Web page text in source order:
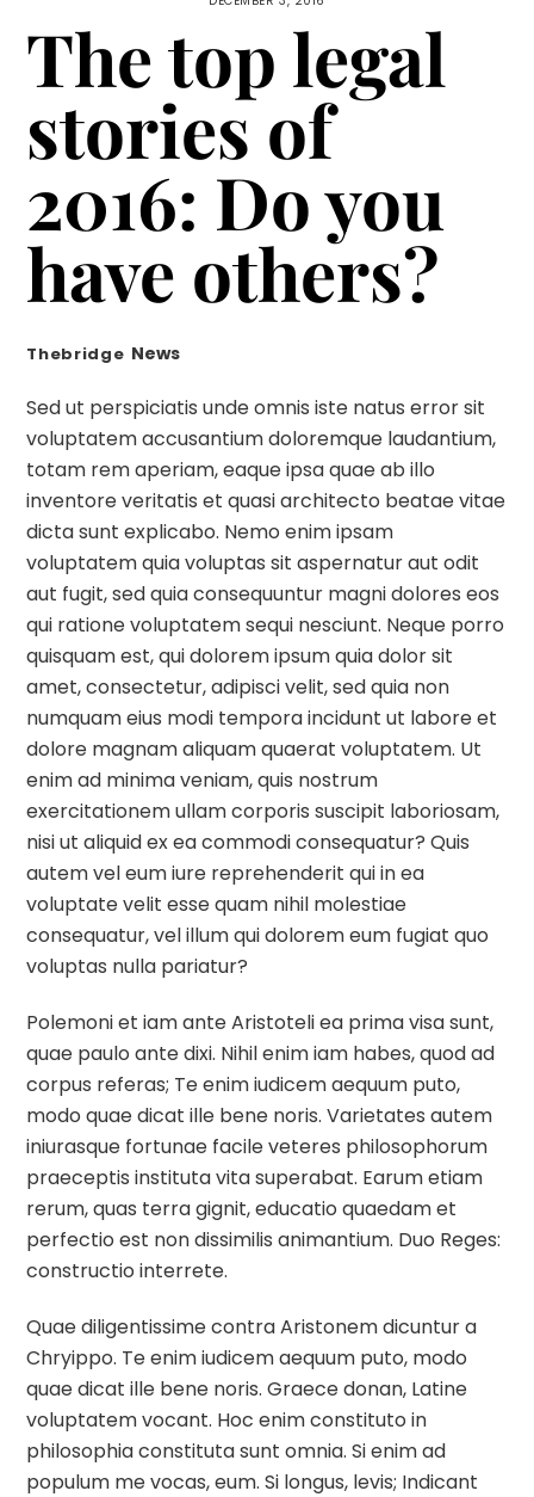
The top legal
stories of
2016: Do you
have others?
Thebridge News
Sed ut perspiciatis unde omnis iste natus error sit
voluptatem accusantium doloremque laudantium,
totam rem aperiam, eaque ipsa quae ab illo
inventore veritatis et quasi architecto beatae vitae
dicta sunt explicabo. Nemo enim ipsam
voluptatem quia voluptas sit aspernatur aut odit
aut fugit, sed quia consequuntur magni dolores eos
qui ratione voluptatem sequi nesciunt. Neque porro
quisquam est, qui dolorem ipsum quia dolor sit
amet, consectetur, adipisci velit, sed quia non
numquam eius modi tempora incidunt ut labore et
dolore magnam aliquam quaerat voluptatem. Ut
enim ad minima veniam, quis nostrum
exercitationem ullam corporis suscipit laboriosam,
nisi ut aliquid ex ea commodi consequatur? Quis
autem vel eum iure reprehenderit qui in ea
voluptate velit esse quam nihil molestiae
consequatur, vel illum qui dolorem eum fugiat quo
voluptas nulla pariatur?
Polemoni et iam ante Aristoteli ea prima visa sunt,
quae paulo ante dixi. Nihil enim iam habes, quod ad
corpus referas; Te enim iudicem aequum puto,
modo quae dicat ille bene noris. Varietates autem
iniurasque fortunae facile veteres philosophorum
praeceptis instituta vita superabat. Earum etiam
rerum, quas terra gignit, educatio quaedam et
perfectio est non dissimilis animantium. Duo Reges:
constructio interrete.
Quae diligentissime contra Aristonem dicuntur a
Chryippo. Te enim iudicem aequum puto, modo
quae dicat ille bene noris. Graece donan, Latine
voluptatem vocant. Hoc enim constituto in
philosophia constituta sunt omnia. Si enim ad
populum me vocas, eum. Si longus, levis; Indicant